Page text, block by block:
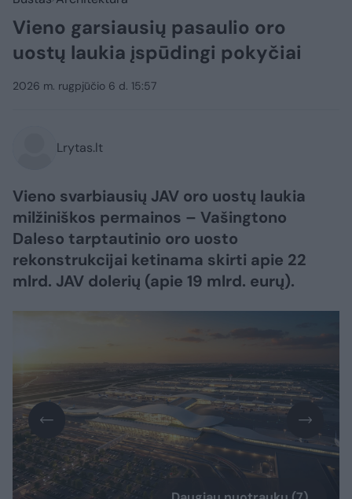
Vieno garsiausių pasaulio oro
uostų laukia įspūdingi pokyčiai
2026 m. rugpjūčio 6 d. 15:57
Lrytas.lt
Vieno svarbiausių JAV oro uostų laukia
milžiniškos permainos – Vašingtono
Daleso tarptautinio oro uosto
rekonstrukcijai ketinama skirti apie 22
mlrd. JAV dolerių (apie 19 mlrd. eurų).